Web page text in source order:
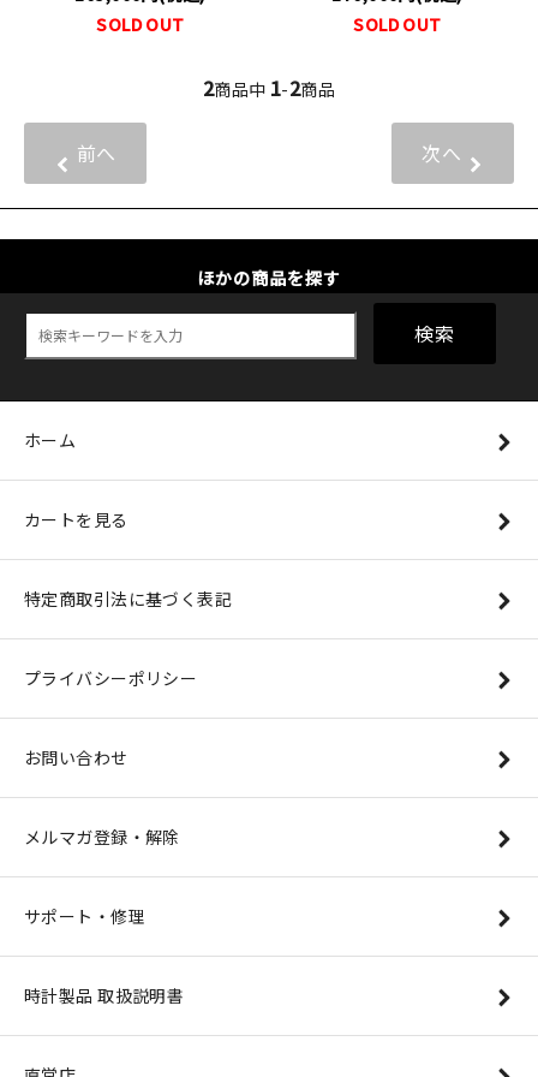
SOLD OUT
SOLD OUT
2商品中 1-2商品
前へ 次へ
ほかの商品を探す
検索
ホーム
カートを見る
特定商取引法に基づく表記
プライバシーポリシー
お問い合わせ
メルマガ登録・解除
サポート・修理
時計製品 取扱説明書